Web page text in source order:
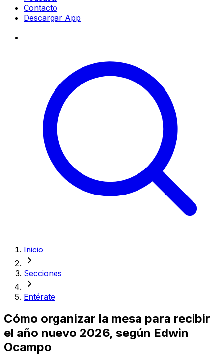
Contacto
Descargar App
Inicio
Secciones
Entérate
Cómo organizar la mesa para recibir
el año nuevo 2026, según Edwin
Ocampo